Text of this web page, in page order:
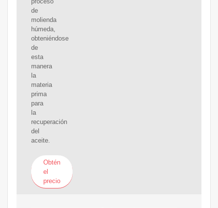
de
molienda
húmeda,
obteniéndose
de
esta
manera
la
materia
prima
para
la
recuperación
del
aceite.
Obtén
el
precio